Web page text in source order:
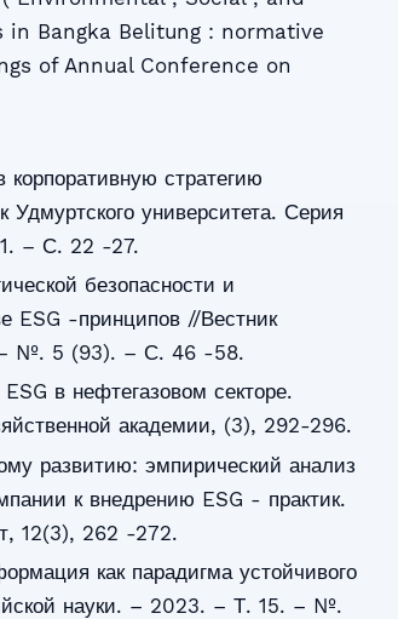
in Bangka Belitung : normative
of Annual Conference on
стратегию
университета. Серия
– С. 22 -27.
безопасности и
ESG -принципов //Вестник
– №. 5 (93). – С. 46 -58.
в нефтегазовом секторе.
академии, (3), 292-296.
развитию: эмпирический анализ
к внедрению ESG - практик.
12(3), 262 -272.
как парадигма устойчивого
науки. – 2023. – Т. 15. – №.